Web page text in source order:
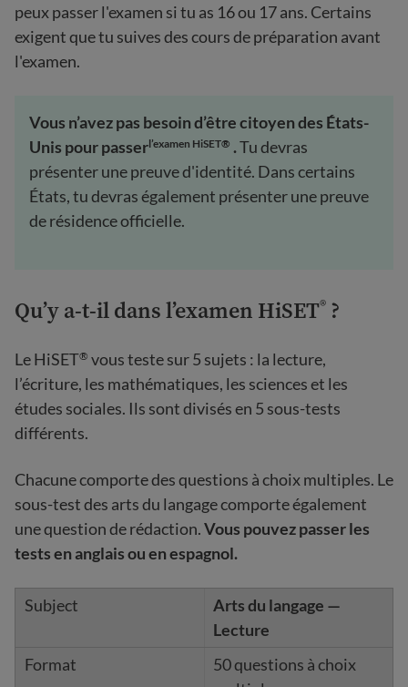
peux passer l'examen si tu as 16 ou 17 ans. Certains
exigent que tu suives des cours de préparation avant
l'examen.
Vous n’avez pas besoin d’être citoyen des États-
Unis pour passerl’examen HiSET® .Tu devras
présenter une preuve d'identité. Dans certains
États, tu devras également présenter une preuve
de résidence officielle.
Qu’y a-t-il dans l’examen HiSET® ?
Le HiSET® vous teste sur 5 sujets : la lecture,
l’écriture, les mathématiques, les sciences et les
études sociales. Ils sont divisés en 5 sous-tests
différents.
Chacune comporte des questions à choix multiples. Le
sous-test des arts du langage comporte également
une question de rédaction.Vous pouvez passer les
tests en anglais ou en espagnol.
Arts du langage —
Lecture
50 questions à choix